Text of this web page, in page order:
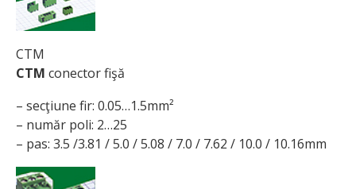
CTM
CTM conector fişă
– secţiune fir: 0.05…1.5mm²
– număr poli: 2…25
– pas: 3.5 /3.81 / 5.0 / 5.08 / 7.0 / 7.62 / 10.0 / 10.16mm